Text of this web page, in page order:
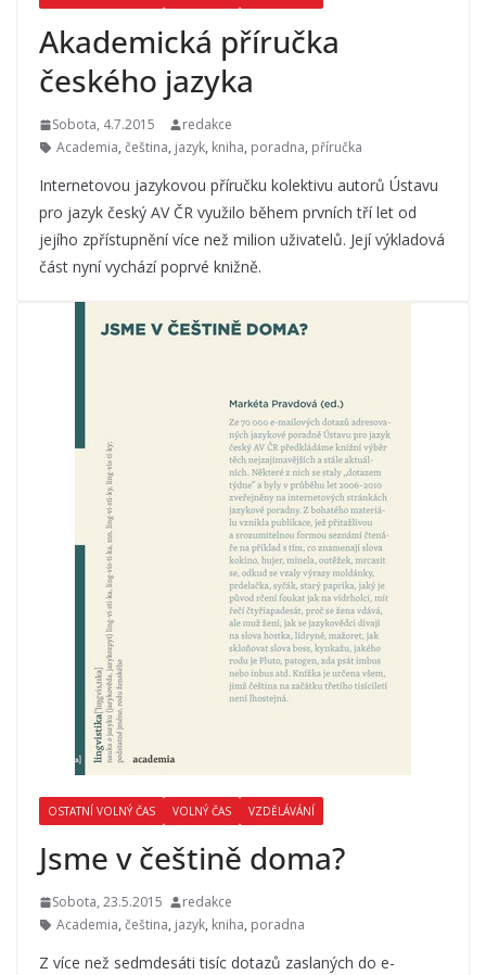
Akademická příručka
českého jazyka
Sobota, 4.7.2015
redakce
Academia, čeština, jazyk, kniha, poradna, příručka
Internetovou jazykovou příručku kolektivu autorů Ústavu
pro jazyk český AV ČR využilo během prvních tří let od
jejího zpřístupnění více než milion uživatelů. Její výkladová
část nyní vychází poprvé knižně.
OSTATNÍ VOLNÝ ČAS VOLNÝ ČAS VZDĚLÁVÁNÍ
Jsme v češtině doma?
Sobota, 23.5.2015
redakce
Academia, čeština, jazyk, kniha, poradna
Z více než sedmdesáti tisíc dotazů zaslaných do e-